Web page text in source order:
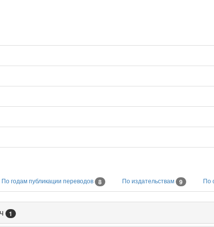
По годам публикации переводов 8 По издательствам 9 По
1